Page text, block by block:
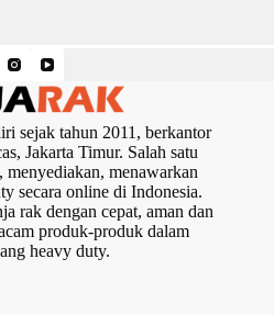
sejak tahun 2011, berkantor
Jakarta Timur. Salah satu
menawarkan
secara online di Indonesia.
rak dengan cepat, aman dan
produk-produk dalam
heavy duty.